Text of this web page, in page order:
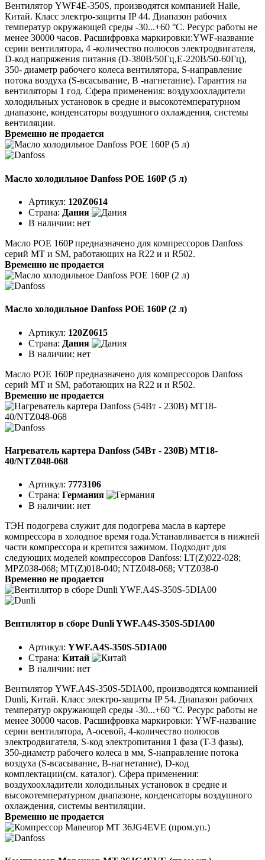
Вентилятор YWF4Е-350S, производятся компанией Haile,
Китай. Класс электро-защиты IP 44. Диапазон рабочих
температур окружающей среды -30...+60 °C. Ресурс работы не
менее 30000 часов. Расшифровка маркировки:YWF-название
серии вентилятора, 4 -количество полюсов электродвигателя,
D-код напряжения питания (D-380В/50Гц,E-220В/50-60Гц),
350- диаметр рабочего колеса вентилятора, S-направление
потока воздуха (S-всасывание, В -нагнетание). Гарантия на
вентиляторы 1 год. Сфера применения: воздухоохладители
холодильных установок в средне и высокотемпературном
диапазоне, конденсаторы воздушного охлаждения, системы
вентиляции.
Временно не продается
Масло холодильное Danfoss POE 160P (5 л)
Артикул: 120Z0614
Страна: Дания
В наличии: нет
Масло POE 160P предназначено для компрессоров Danfoss
серий MT и SM, работающих на R22 и и R502.
Временно не продается
Масло холодильное Danfoss POE 160P (2 л)
Артикул: 120Z0615
Страна: Дания
В наличии: нет
Масло POE 160P предназначено для компрессоров Danfoss
серий MT и SM, работающих на R22 и и R502.
Временно не продается
Нагреватель картера Danfoss (54Вт - 230В) MT18-
40/NTZ048-068
Артикул: 7773106
Страна: Германия
В наличии: нет
ТЭН подогрева служит для подогрева масла в картере
компрессора в холодное время года.Устанавливается в нижней
части компрессора и крепится зажимом. Подходит для
следующих моделей компрессоров Danfoss: LT(Z)022-028;
MPZ038-068; MT(Z)018-040; NTZ048-068; VTZ038-0
Временно не продается
Вентилятор в сборе Dunli YWF.A4S-350S-5DIA00
Артикул: YWF.A4S-350S-5DIA00
Страна: Китай
В наличии: нет
Вентилятор YWF.A4S-350S-5DIA00, производятся компанией
Dunli, Китай. Класс электро-защиты IP 54. Диапазон рабочих
температур окружающей среды -30...+60 °C. Ресурс работы не
менее 30000 часов. Расшифровка маркировки: YWF-название
серии вентилятора, A-осевой, 4-количество полюсов
электродвигателя, S-код электропитания 1 фаза (T-3 фазы),
350-диаметр рабочего колеса в мм, S-направление потока
воздуха (S-всасывание, В-нагнетание), D-код
комплектации(см. каталог). Сфера применения:
воздухоохладители холодильных установок в средне и
высокотемпературном диапазоне, конденсаторы воздушного
охлаждения, системы вентиляции.
Временно не продается